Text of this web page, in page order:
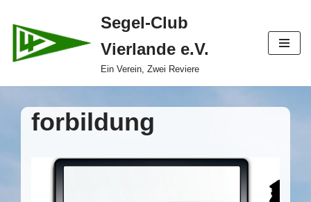
Zum
Inhalt
Segel-Club
Vierlande e.V.
Ein Verein, Zwei Reviere
forbildung